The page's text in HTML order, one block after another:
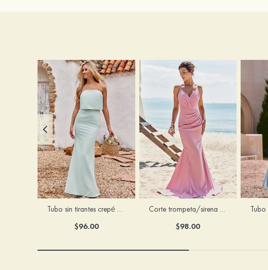
Tubo sin tirantes crepé elástico hasta el suelo vestido de dama de honor
$96.00
Corte trompeta/sirena escote en v satén elástico hasta el suelo vestido de dama de honor
$98.00